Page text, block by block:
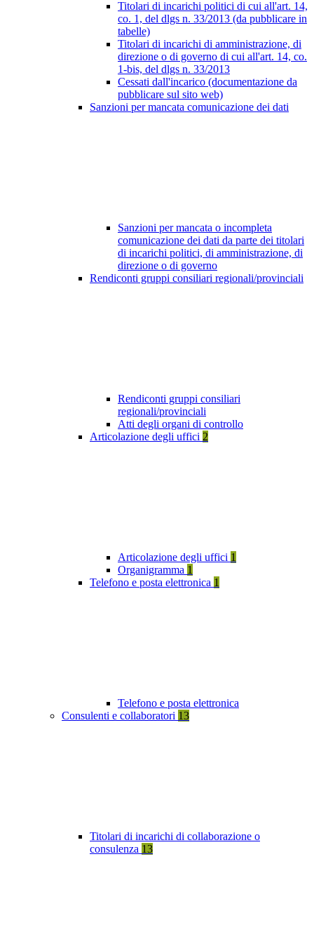
Titolari di incarichi politici di cui all'art. 14,
co. 1, del dlgs n. 33/2013 (da pubblicare in
tabelle)
Titolari di incarichi di amministrazione, di
direzione o di governo di cui all'art. 14, co.
1-bis, del dlgs n. 33/2013
Cessati dall'incarico (documentazione da
pubblicare sul sito web)
Sanzioni per mancata comunicazione dei dati
Sanzioni per mancata o incompleta
comunicazione dei dati da parte dei titolari
di incarichi politici, di amministrazione, di
direzione o di governo
Rendiconti gruppi consiliari regionali/provinciali
Rendiconti gruppi consiliari
regionali/provinciali
Atti degli organi di controllo
Articolazione degli uffici 2
Articolazione degli uffici 1
Organigramma 1
Telefono e posta elettronica 1
Telefono e posta elettronica
Consulenti e collaboratori 13
Titolari di incarichi di collaborazione o
consulenza 13